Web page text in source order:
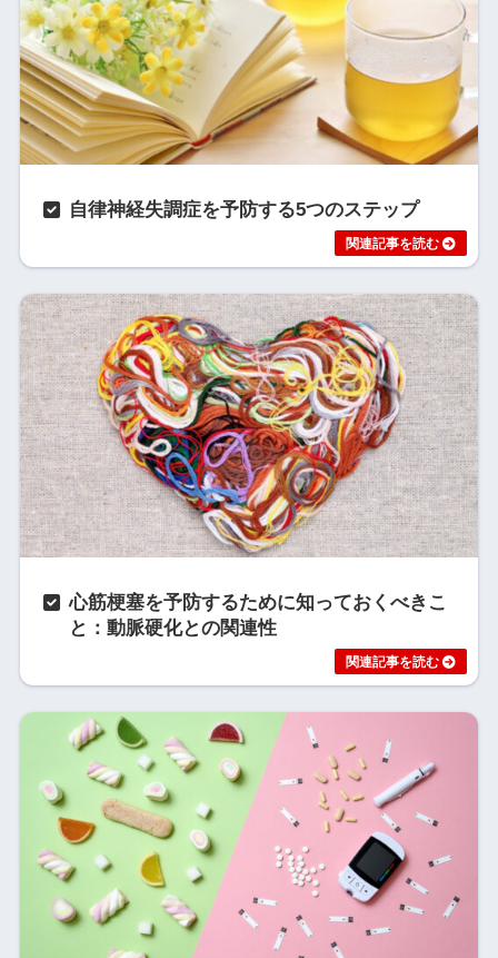
自律神経失調症を予防する5つのステップ
心筋梗塞を予防するために知っておくべきこ
と：動脈硬化との関連性